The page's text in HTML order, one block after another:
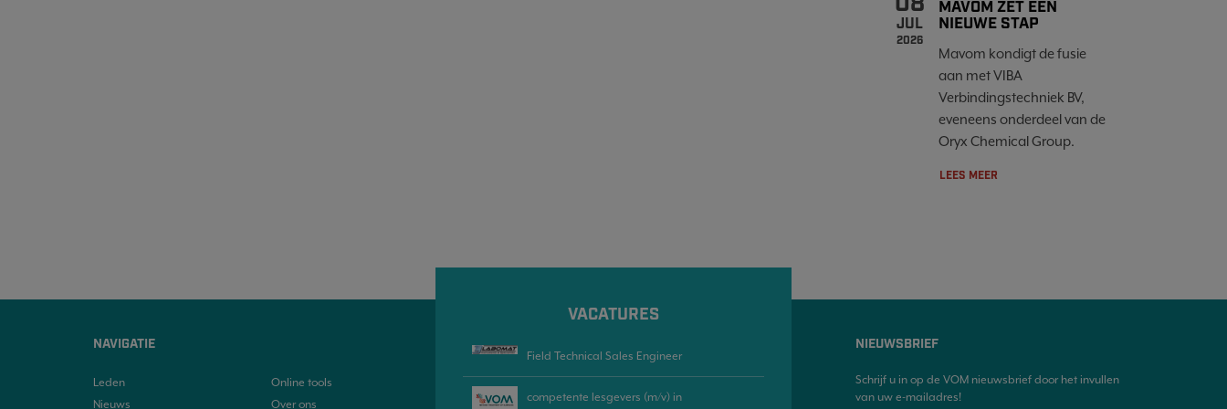
JUL
2026
MAVOM ZET EEN
NIEUWE STAP
Mavom kondigt de fusie
aan met VIBA
Verbindingstechniek BV,
eveneens onderdeel van de
Oryx Chemical Group.
LEES MEER
NAVIGATIE
Leden
Nieuws
Online tools
Over ons
VACATURES
Field Technical Sales Engineer
competente lesgevers (m/v) in
NIEUWSBRIEF
Schrijf u in op de VOM nieuwsbrief door het invullen
van uw e-mailadres!